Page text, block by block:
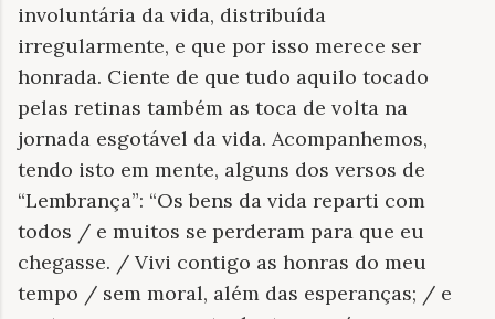
involuntária da vida, distribuída
irregularmente, e que por isso merece ser
honrada. Ciente de que tudo aquilo tocado
pelas retinas também as toca de volta na
jornada esgotável da vida. Acompanhemos,
tendo isto em mente, alguns dos versos de
“Lembrança”: “Os bens da vida reparti com
todos / e muitos se perderam para que eu
chegasse. / Vivi contigo as honras do meu
tempo / sem moral, além das esperanças; / e